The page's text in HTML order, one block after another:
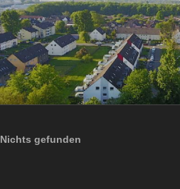
Nichts gefunden